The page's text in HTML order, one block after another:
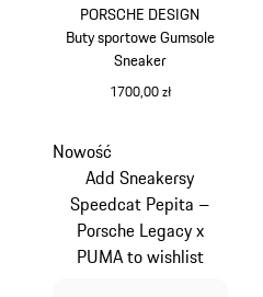
PORSCHE DESIGN
Buty sportowe Gumsole
Sneaker
1700,00 zł
Nowość
Add Sneakersy
Speedcat Pepita –
Porsche Legacy x
PUMA to wishlist